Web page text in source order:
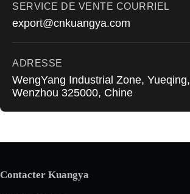
SERVICE DE VENTE COURRIEL
export@cnkuangya.com
ADRESSE
WengYang Industrial Zone, Yueqing,
Wenzhou 325000, Chine
Contacter Kuangya